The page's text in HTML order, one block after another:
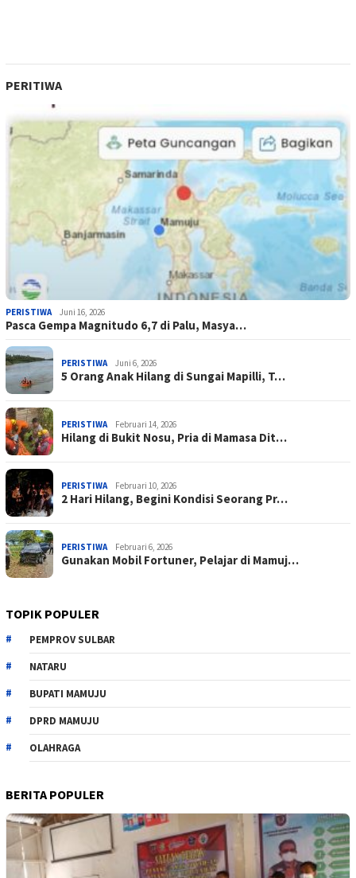
PERITIWA
PERISTIWA Juni 16, 2026
Pasca Gempa Magnitudo 6,7 di Palu, Masya…
PERISTIWA Juni 6, 2026
5 Orang Anak Hilang di Sungai Mapilli, T…
PERISTIWA Februari 14, 2026
Hilang di Bukit Nosu, Pria di Mamasa Dit…
PERISTIWA Februari 10, 2026
2 Hari Hilang, Begini Kondisi Seorang Pr…
PERISTIWA Februari 6, 2026
Gunakan Mobil Fortuner, Pelajar di Mamuj…
TOPIK POPULER
PEMPROV SULBAR
NATARU
BUPATI MAMUJU
DPRD MAMUJU
OLAHRAGA
BERITA POPULER